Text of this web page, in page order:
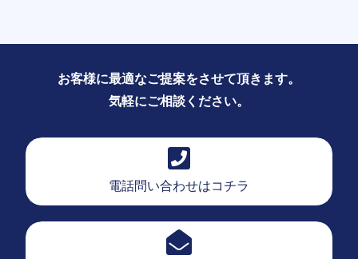
お客様に最適なご提案をさせて頂きます。
気軽にご相談ください。
電話問い合わせはコチラ